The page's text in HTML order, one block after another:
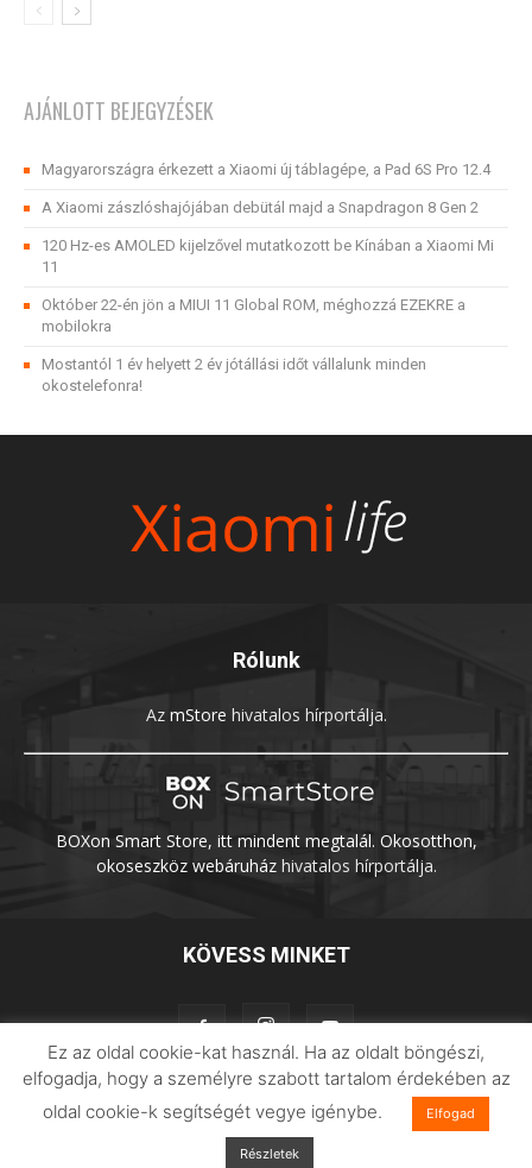
AJÁNLOTT BEJEGYZÉSEK
Magyarországra érkezett a Xiaomi új táblagépe, a Pad 6S Pro 12.4
A Xiaomi zászlóshajójában debütál majd a Snapdragon 8 Gen 2
120 Hz-es AMOLED kijelzővel mutatkozott be Kínában a Xiaomi Mi
11
Október 22-én jön a MIUI 11 Global ROM, méghozzá EZEKRE a
mobilokra
Mostantól 1 év helyett 2 év jótállási időt vállalunk minden
okostelefonra!
Rólunk
Az mStore hivatalos hírportálja.
BOXon Smart Store, itt mindent megtalál. Okosotthon,
okoseszköz webáruházhivatalos hírportálja.
KÖVESS MINKET
Adatvédelem Impresszum Imilab
© 2026 Xiaomilife | Minden jog fenntartva.
Ez az oldal cookie-kat használ. Ha az oldalt böngészi,
elfogadja, hogy a személyre szabott tartalom érdekében az
oldal cookie-k segítségét vegye igénybe.
Elfogad
Részletek